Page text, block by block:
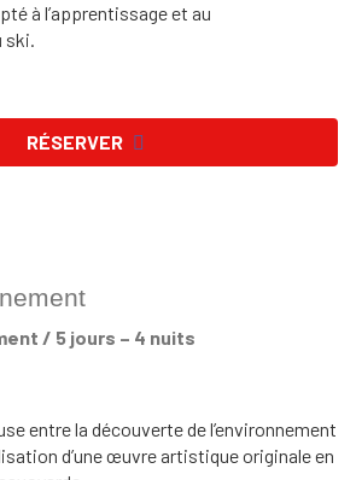
à l’apprentissage et au
ski.
RÉSERVER
/ 5 jours – 4 nuits
entre la découverte de l’environnement
d’une œuvre artistique originale en